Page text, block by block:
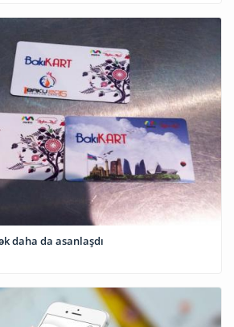
daha da asanlaşdı